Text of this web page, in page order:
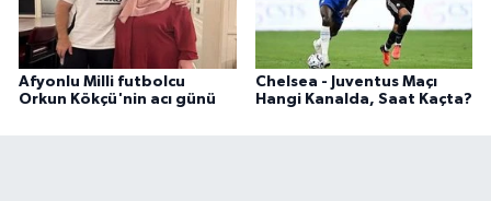
Afyonlu Milli futbolcu
Orkun Kökçü'nin acı günü
Chelsea - Juventus Maçı
Hangi Kanalda, Saat Kaçta?